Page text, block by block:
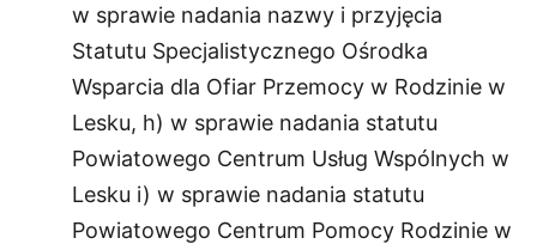
w sprawie nadania nazwy i przyjęcia
Statutu Specjalistycznego Ośrodka
Wsparcia dla Ofiar Przemocy w Rodzinie w
Lesku, h) w sprawie nadania statutu
Powiatowego Centrum Usług Wspólnych w
Lesku i) w sprawie nadania statutu
Powiatowego Centrum Pomocy Rodzinie w